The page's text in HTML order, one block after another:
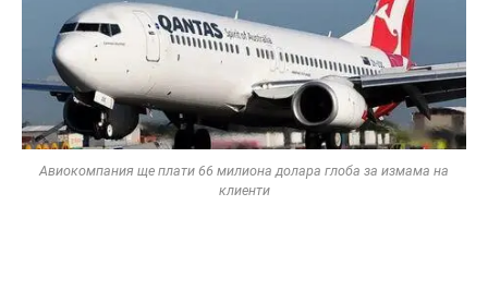
Авиокомпания ще плати 66 милиона долара глоба за измама на
клиенти